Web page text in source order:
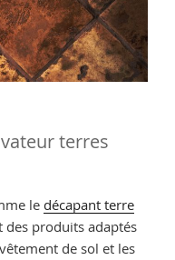
terres
le décapant terre
des produits adaptés
de sol et les